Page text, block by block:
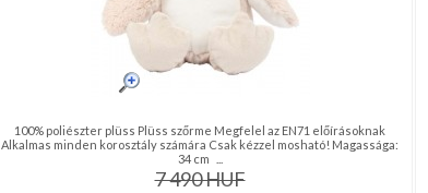
100% poliészter plüss Plüss szőrme Megfelel az EN71 előírásoknak
Alkalmas minden korosztály számára Csak kézzel mosható! Magassága:
34 cm ...
7 490HUF